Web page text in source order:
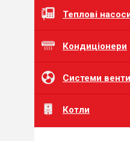
Теплові
Кондиціонери
Cистеми
Котли